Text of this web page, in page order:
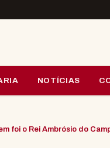
NOTÍCIAS
foi o Rei Ambrósio do